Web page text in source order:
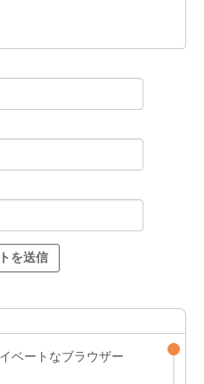
ベートなブラウザー